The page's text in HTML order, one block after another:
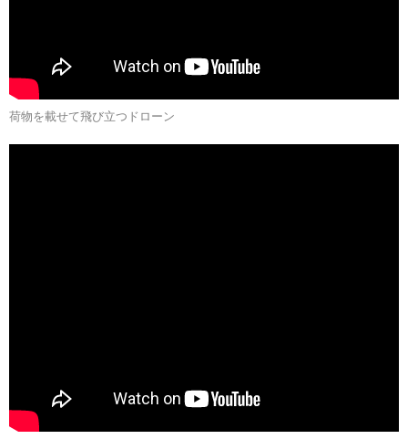
荷物を載せて飛び立つドローン